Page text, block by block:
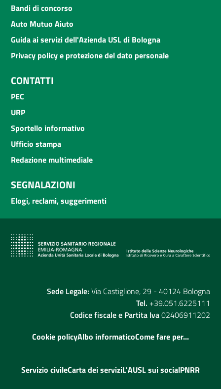
Bandi di concorso
Auto Mutuo Aiuto
Guida ai servizi dell'Azienda USL di Bologna
Privacy policy e protezione del dato personale
CONTATTI
PEC
URP
Sportello informativo
Ufficio stampa
Redazione multimediale
SEGNALAZIONI
Elogi, reclami, suggerimenti
Sede Legale: Via Castiglione, 29 - 40124 Bologna
Tel. +39.051.6225111
Codice fiscale e Partita Iva02406911202
Cookie policyAlbo informaticoCome fare per...
Servizio civileCarta dei serviziL'AUSL sui socialPNRR